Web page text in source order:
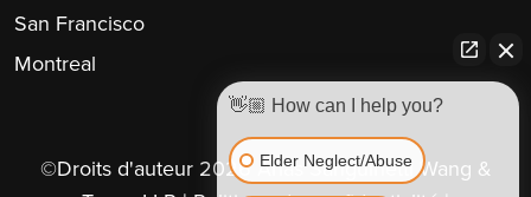
San Francisco
Montreal
©Droits d'auteur 2026 Arias Sanguinetti Wang &
👋🏼 How can I help you?
Elder Neglect/Abuse